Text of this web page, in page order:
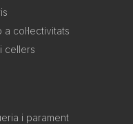
col·lectivitats
cellers
i parament